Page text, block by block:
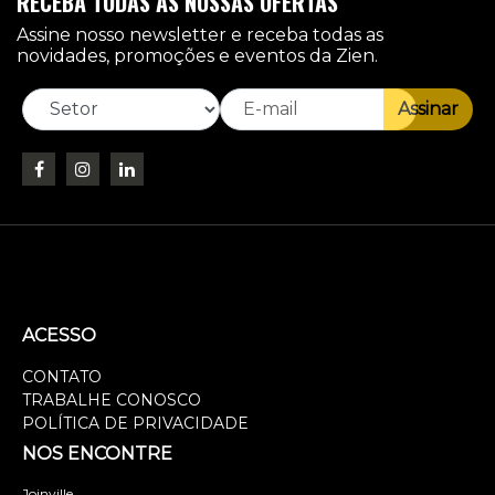
Assine nosso newsletter e receba todas as
novidades, promoções e eventos da Zien.
Assinar
ACESSO
CONTATO
TRABALHE CONOSCO
POLÍTICA DE PRIVACIDADE
NOS ENCONTRE